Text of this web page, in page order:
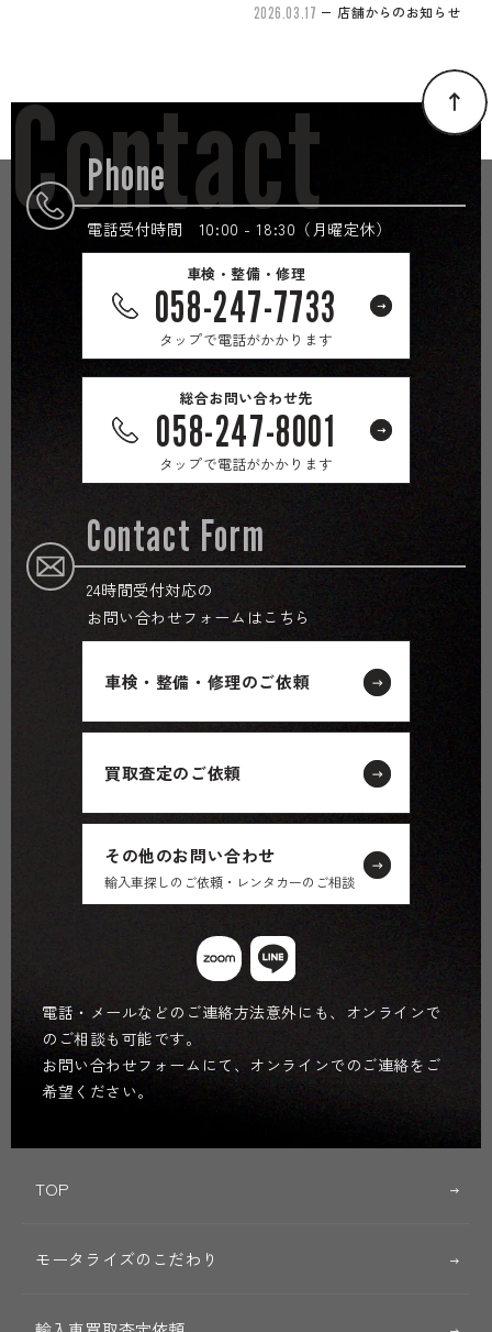
2026.03.17 店舗からのお知らせ
Phone
電話受付時間 10:00 - 18:30（月曜定休）
車検・整備・修理
058-247-7733
タップで電話がかかります
総合お問い合わせ先
058-247-8001
タップで電話がかかります
Contact Form
24時間受付対応の
お問い合わせフォームはこちら
車検・整備・修理のご依頼
買取査定のご依頼
その他のお問い合わせ
輸入車探しのご依頼・レンタカーのご相談
電話・メールなどのご連絡方法意外にも、オンラインで
のご相談も可能です。
お問い合わせフォームにて、オンラインでのご連絡をご
希望ください。
Contact
TOP
モータライズのこだわり